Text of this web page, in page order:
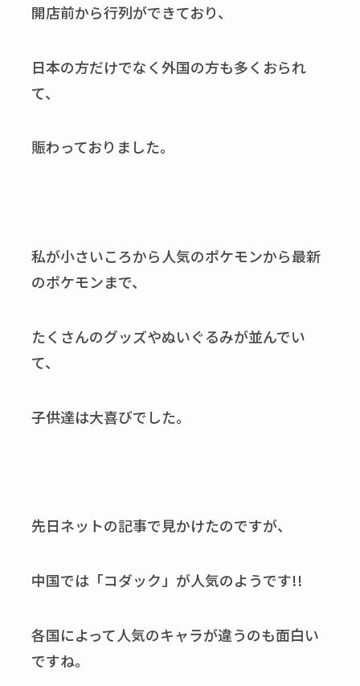
開店前から行列ができており、
日本の方だけでなく外国の方も多くおられ
て、
賑わっておりました。
私が小さいころから人気のポケモンから最新
のポケモンまで、
たくさんのグッズやぬいぐるみが並んでい
て、
子供達は大喜びでした。
先日ネットの記事で見かけたのですが、
中国では「コダック」が人気のようです!!
各国によって人気のキャラが違うのも面白い
ですね。